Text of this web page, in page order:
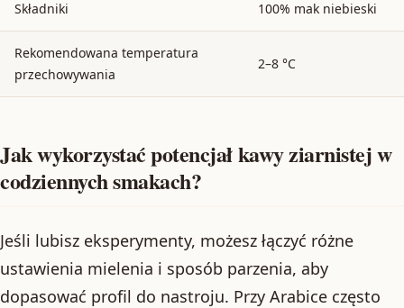
Składniki 100% mak niebieski
Rekomendowana temperatura
przechowywania
2–8 °C
Jak wykorzystać potencjał kawy ziarnistej w
codziennych smakach?
Jeśli lubisz eksperymenty, możesz łączyć różne
ustawienia mielenia i sposób parzenia, aby
dopasować profil do nastroju. Przy Arabice często